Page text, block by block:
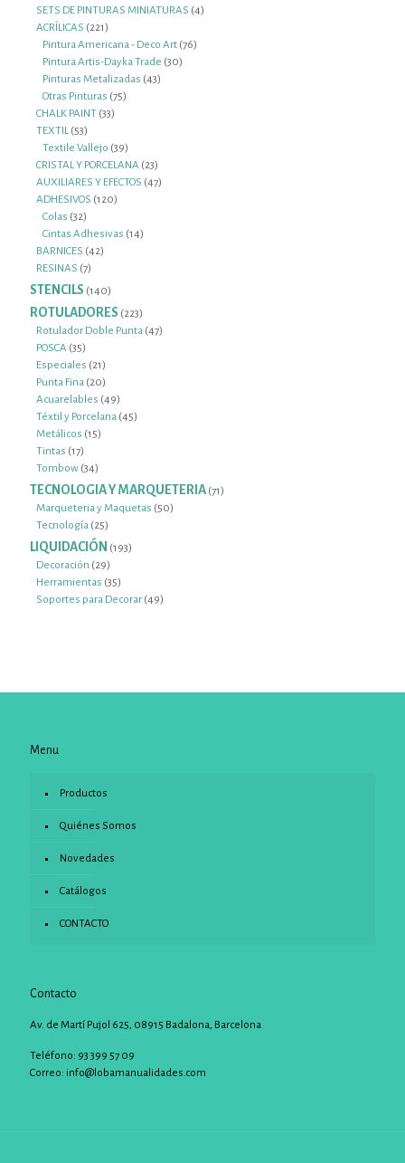
productos
SETS DE PINTURAS MINIATURAS 44
ACRÍLICAS 221221
productos
Pintura Americana - Deco Art 7676
Pintura Artis-Dayka Trade 3030
Pinturas Metalizadas 4343
Otras Pinturas 7575
CHALK PAINT 3333
TEXTIL 5353
productos
Textile Vallejo 3939
productos
CRISTAL Y PORCELANA 2323
productos
AUXILIARES Y EFECTOS 4747
ADHESIVOS 120120
Colas 3232
productos
Cintas Adhesivas 1414
BARNICES 4242
RESINAS 77
productos
STENCILS 140140
productos
ROTULADORES 223223
productos
Rotulador Doble Punta 4747
POSCA 3535
productos
Especiales 2121
productos
Punta Fina 2020
productos
Acuarelables 4949
productos
Téxtil y Porcelana 4545
Metálicos 1515
Tintas 1717
productos
Tombow 3434
productos
TECNOLOGIA Y MARQUETERIA 7171
Marqueteria y Maquetas 5050
Tecnología 2525
productos
LIQUIDACIÓN 193193
Decoración 2929
productos
Herramientas 3535
productos
Soportes para Decorar 4949
Menu
Productos
Quiénes Somos
Novedades
Catálogos
CONTACTO
Contacto
Av. de Martí Pujol 625, 08915 Badalona, Barcelona
Teléfono: 93 399 57 09
Correo: info@lobamanualidades.com